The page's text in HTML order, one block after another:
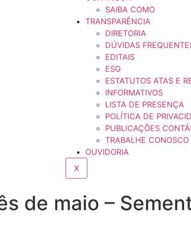
SAIBA COMO
TRANSPARÊNCIA
DIRETORIA
DÚVIDAS
EDITAIS
ESG
ESTATUTOS ATAS E
INFORMATIVOS
LISTA DE PRESENÇA
POLÍTICA DE
PUBLICAÇÕES
TRABALHE CONOSCO
OUVIDORIA
X
de maio –